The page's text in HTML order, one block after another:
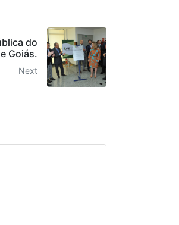
do
Goiás.
Next